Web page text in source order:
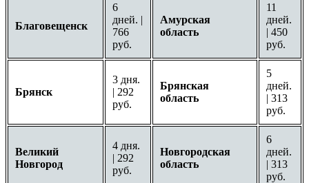
Благовещенск
6
дней. |
766
руб.
Амурская
область
11
дней.
| 450
руб.
Брянск
3 дня.
| 292
руб.
Брянская
область
5
дней.
| 313
руб.
Великий
Новгород
4 дня.
| 292
руб.
Новгородская
область
6
дней.
| 313
руб.